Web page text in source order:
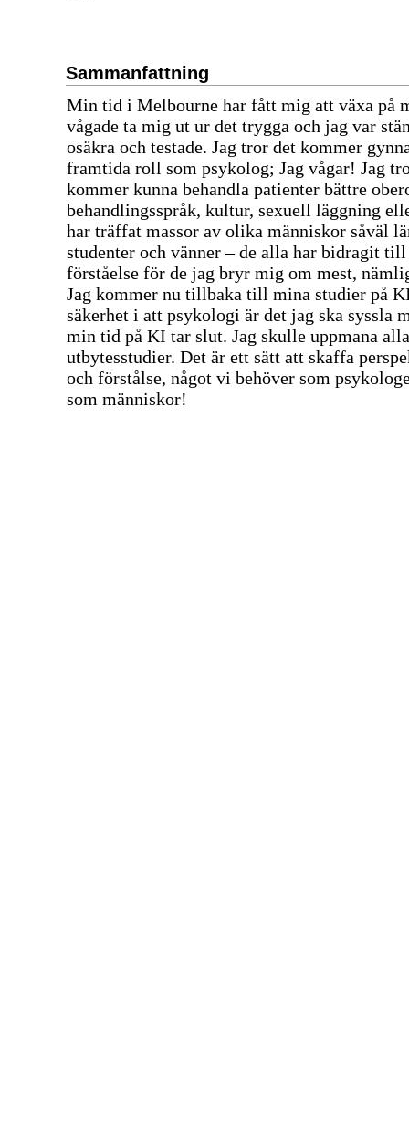
Sammanfattning
Min tid i Melbourne har fått mig att växa på
vågade ta mig ut ur det trygga och jag var
osäkra och testade. Jag tror det kommer
framtida roll som psykolog; Jag vågar! Jag
kommer kunna behandla patienter bättre
behandlingsspråk, kultur, sexuell läggning
har träffat massor av olika människor såväl
studenter och vänner – de alla har bidragit till
förståelse för de jag bryr mig om mest,
Jag kommer nu tillbaka till mina studier på
säkerhet i att psykologi är det jag ska syssla
min tid på KI tar slut. Jag skulle uppmana
utbytesstudier. Det är ett sätt att skaffa
och förstålse, något vi behöver som
som människor!